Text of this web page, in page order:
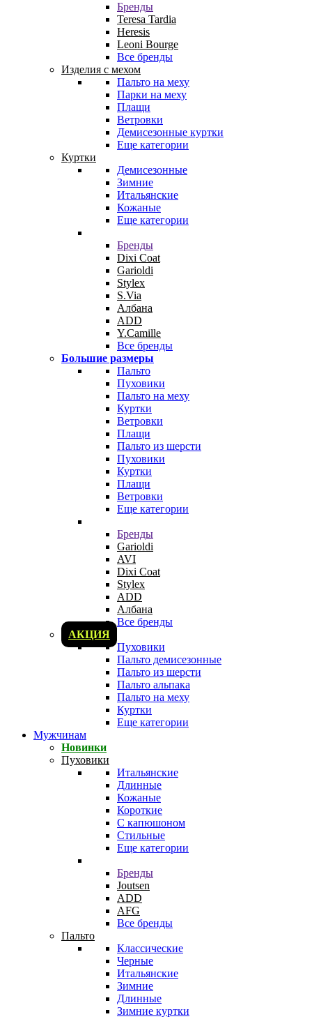
Бренды
Teresa Tardia
Heresis
Leoni Bourge
Все бренды
Изделия с мехом
Пальто на меху
Парки на меху
Плащи
Ветровки
Демисезонные куртки
Еще категории
Куртки
Демисезонные
Зимние
Итальянские
Кожаные
Еще категории
Бренды
Dixi Coat
Garioldi
Stylex
S.Via
Албана
ADD
Y.Camille
Все бренды
Большие размеры
Пальто
Пуховики
Пальто на меху
Куртки
Ветровки
Плащи
Пальто из шерсти
Пуховики
Куртки
Плащи
Ветровки
Еще категории
Бренды
Garioldi
AVI
Dixi Coat
Stylex
ADD
Албана
Все бренды
АКЦИЯ
Пуховики
Пальто демисезонные
Пальто из шерсти
Пальто альпака
Пальто на меху
Куртки
Еще категории
Мужчинам
Новинки
Пуховики
Итальянские
Длинные
Кожаные
Короткие
С капюшоном
Стильные
Еще категории
Бренды
Joutsen
ADD
AFG
Все бренды
Пальто
Классические
Черные
Итальянские
Зимние
Длинные
Зимние куртки